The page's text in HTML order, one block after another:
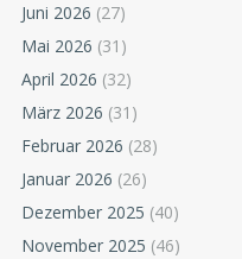
Juni 2026 (27)
Mai 2026 (31)
April 2026 (32)
März 2026 (31)
Februar 2026 (28)
Januar 2026 (26)
Dezember 2025 (40)
November 2025 (46)